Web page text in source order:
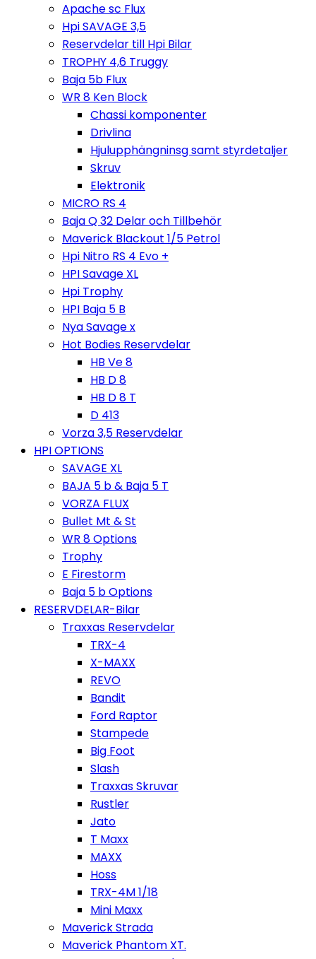
Apache sc Flux
Hpi SAVAGE 3,5
Reservdelar till Hpi Bilar
TROPHY 4,6 Truggy
Baja 5b Flux
WR 8 Ken Block
Chassi komponenter
Drivlina
Hjulupphängninsg samt styrdetaljer
Skruv
Elektronik
MICRO RS 4
Baja Q 32 Delar och Tillbehör
Maverick Blackout 1/5 Petrol
Hpi Nitro RS 4 Evo +
HPI Savage XL
Hpi Trophy
HPI Baja 5 B
Nya Savage x
Hot Bodies Reservdelar
HB Ve 8
HB D 8
HB D 8 T
D 413
Vorza 3,5 Reservdelar
HPI OPTIONS
SAVAGE XL
BAJA 5 b & Baja 5 T
VORZA FLUX
Bullet Mt & St
WR 8 Options
Trophy
E Firestorm
Baja 5 b Options
RESERVDELAR-Bilar
Traxxas Reservdelar
TRX-4
X-MAXX
REVO
Bandit
Ford Raptor
Stampede
Big Foot
Slash
Traxxas Skruvar
Rustler
Jato
T Maxx
MAXX
Hoss
TRX-4M 1/18
Mini Maxx
Maverick Strada
Maverick Phantom XT.